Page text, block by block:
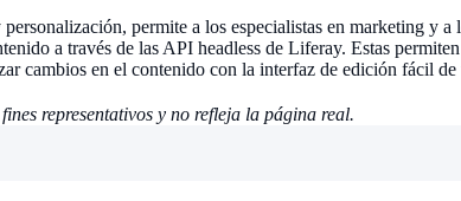
permite a los especialistas en marketing y
a través de las API headless de Liferay. Estas
cambios en el contenido con la interfaz de edición fácil
representativos y no refleja la página real.